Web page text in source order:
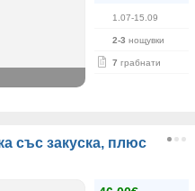
1.07-15.09
2-3 нощувки
7 грабнати
със закуска, плюс